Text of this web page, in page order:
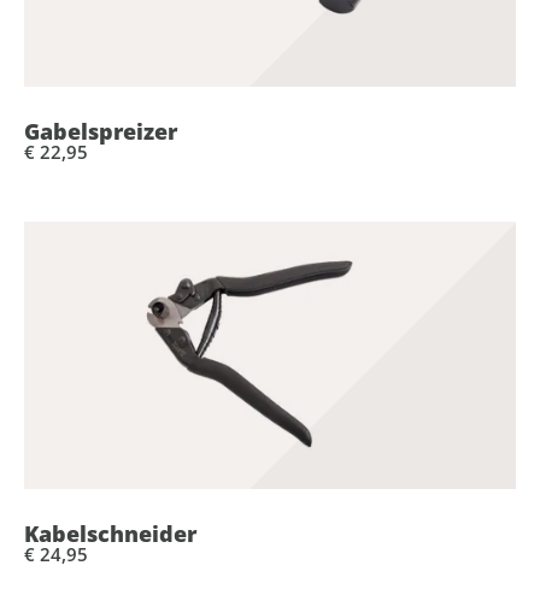
Gabelspreizer
€ 22,95
Kabelschneider
€ 24,95